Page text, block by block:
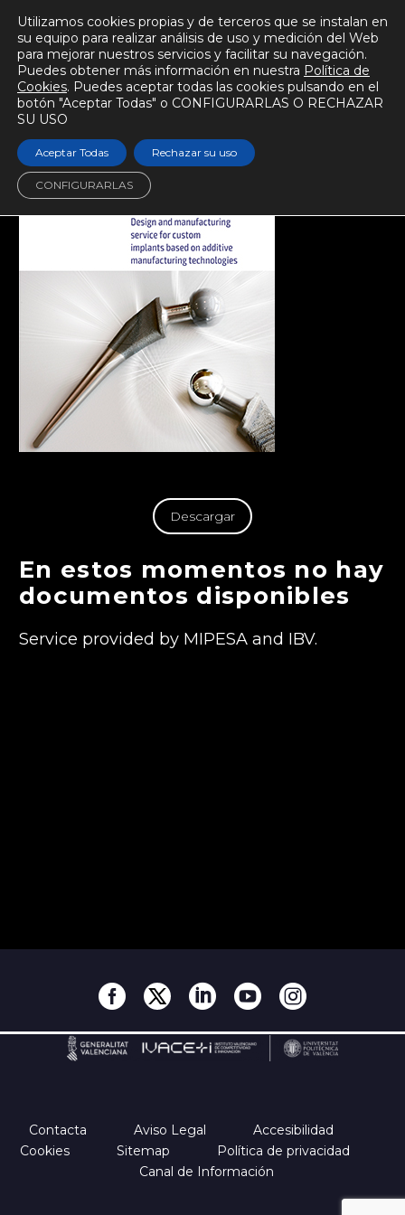
Descargar
En estos momentos no hay
documentos disponibles
Service provided by MIPESA and IBV.
Contacta Aviso Legal
Accesibilidad
Cookies
Sitemap
Política de privacidad
Canal de Información
Utilizamos cookies propias y de terceros que se instalan en
su equipo para realizar análisis de uso y medición del Web
para mejorar nuestros servicios y facilitar su navegación.
Puedes obtener más información en nuestra Política de
Cookies. Puedes aceptar todas las cookies pulsando en el
botón "Aceptar Todas" o CONFIGURARLAS O RECHAZAR
SU USO
Aceptar Todas Rechazar su uso
CONFIGURARLAS